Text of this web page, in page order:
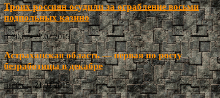
Троих россиян осудили за ограбление восьми
подпольных казино
ria30.ru - 22.02.2015
Астраханская область — первая по росту
безработицы в декабре
ria30.ru - 21.01.2015